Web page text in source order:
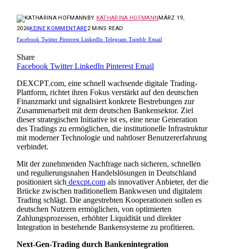
BY KATHARINA HOFMANNMÄRZ 19,
2026KEINE KOMMENTARE2 MINS READ
Facebook Twitter Pinterest LinkedIn Telegram Tumblr Email
Share
Facebook Twitter LinkedIn Pinterest Email
DEXCPT.com, eine schnell wachsende digitale Trading-
Plattform, richtet ihren Fokus verstärkt auf den deutschen
Finanzmarkt und signalisiert konkrete Bestrebungen zur
Zusammenarbeit mit dem deutschen Bankensektor. Ziel
dieser strategischen Initiative ist es, eine neue Generation
des Tradings zu ermöglichen, die institutionelle Infrastruktur
mit moderner Technologie und nahtloser Benutzererfahrung
verbindet.
Mit der zunehmenden Nachfrage nach sicheren, schnellen
und regulierungsnahen Handelslösungen in Deutschland
positioniert sich dexcpt.com als innovativer Anbieter, der die
Brücke zwischen traditionellem Bankwesen und digitalem
Trading schlägt. Die angestrebten Kooperationen sollen es
deutschen Nutzern ermöglichen, von optimierten
Zahlungsprozessen, erhöhter Liquidität und direkter
Integration in bestehende Bankensysteme zu profitieren.
Next-Gen-Trading durch Bankenintegration